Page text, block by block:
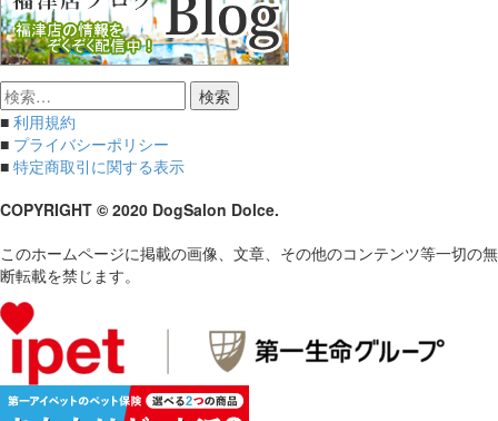
検
索:
■ 利用規約
■ プライバシーポリシー
■ 特定商取引に関する表示
COPYRIGHT © 2020 DogSalon Dolce.
このホームページに掲載の画像、文章、その他のコンテンツ等一切の無
断転載を禁じます。